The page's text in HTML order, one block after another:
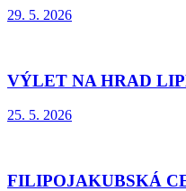
29. 5. 2026
VÝLET NA HRAD
25. 5. 2026
FILIPOJAKUBSKÁ